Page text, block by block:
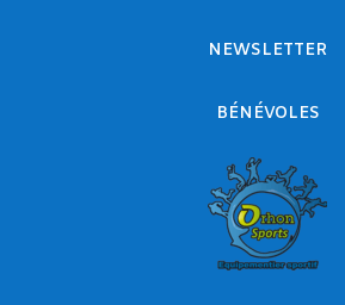
NEWSLETTER
BÉNÉVOLES